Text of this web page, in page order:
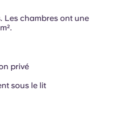
Les chambres ont une
privé
sous le lit